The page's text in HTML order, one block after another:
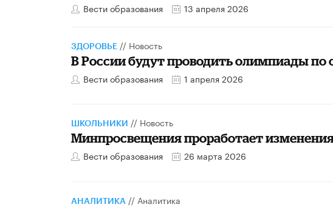
Вести образования 13 апреля 2026
ЗДОРОВЬЕ // Новость
В России будут проводить олимпиады
Вести образования 1 апреля 2026
ШКОЛЬНИКИ // Новость
Минпросвещения проработает
Вести образования 26 марта 2026
АНАЛИТИКА // Аналитика